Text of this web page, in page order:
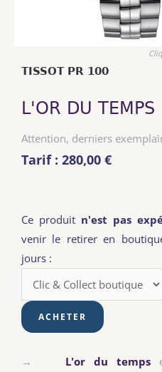
TISSOT PR 100
L'OR DU TEMPS
Attention, derniers
Tarif : 280,00 €
Ce produit n'est pas
venir le retirer en
jours :
→ L'or du temps